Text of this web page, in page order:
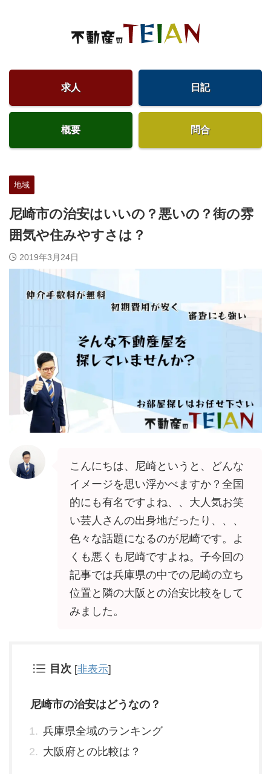
求人 日記
概要 問合
地域
尼崎市の治安はいいの？悪いの？街の雰
囲気や住みやすさは？
2019年3月24日
こんにちは、尼崎というと、どんな
イメージを思い浮かべますか？全国
的にも有名ですよね、、大人気お笑
い芸人さんの出身地だったり、、、
色々な話題になるのが尼崎です。よ
くも悪くも尼崎ですよね。子今回の
記事では兵庫県の中での尼崎の立ち
位置と隣の大阪との治安比較をして
みました。
目次 [非表示]
尼崎市の治安はどうなの？
兵庫県全域のランキング
大阪府との比較は？